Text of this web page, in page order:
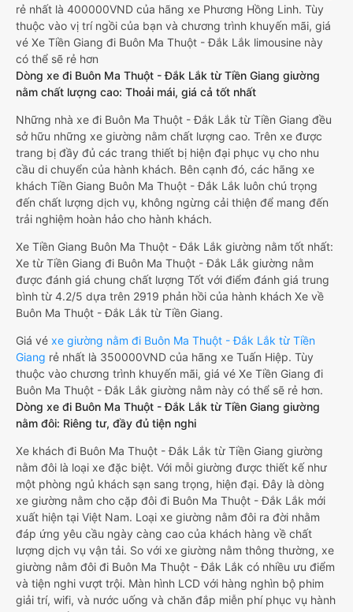
rẻ nhất là 400000VND của hãng xe Phương Hồng Linh. Tùy
thuộc vào vị trí ngồi của bạn và chương trình khuyến mãi, giá
vé Xe Tiền Giang đi Buôn Ma Thuột - Đắk Lắk limousine này
có thể sẽ rẻ hơn
Dòng xe đi Buôn Ma Thuột - Đắk Lắk từ Tiền Giang giường
nằm chất lượng cao: Thoải mái, giá cả tốt nhất
Những nhà xe đi Buôn Ma Thuột - Đắk Lắk từ Tiền Giang đều
sở hữu những xe giường nằm chất lượng cao. Trên xe được
trang bị đầy đủ các trang thiết bị hiện đại phục vụ cho nhu
cầu di chuyển của hành khách. Bên cạnh đó, các hãng xe
khách Tiền Giang Buôn Ma Thuột - Đắk Lắk luôn chú trọng
đến chất lượng dịch vụ, không ngừng cải thiện để mang đến
trải nghiệm hoàn hảo cho hành khách.
Xe Tiền Giang Buôn Ma Thuột - Đắk Lắk giường nằm tốt nhất:
Xe từ Tiền Giang đi Buôn Ma Thuột - Đắk Lắk giường nằm
được đánh giá chung chất lượng Tốt với điểm đánh giá trung
bình từ 4.2/5 dựa trên 2919 phản hồi của hành khách Xe về
Buôn Ma Thuột - Đắk Lắk từ Tiền Giang.
Giá vé xe giường nằm đi Buôn Ma Thuột - Đắk Lắk từ Tiền
Giang rẻ nhất là 350000VND của hãng xe Tuấn Hiệp. Tùy
thuộc vào chương trình khuyến mãi, giá vé Xe Tiền Giang đi
Buôn Ma Thuột - Đắk Lắk giường nằm này có thể sẽ rẻ hơn.
Dòng xe đi Buôn Ma Thuột - Đắk Lắk từ Tiền Giang giường
nằm đôi: Riêng tư, đầy đủ tiện nghi
Xe khách đi Buôn Ma Thuột - Đắk Lắk từ Tiền Giang giường
nằm đôi là loại xe đặc biệt. Với mỗi giường được thiết kế như
một phòng ngủ khách sạn sang trọng, hiện đại. Đây là dòng
xe giường nằm cho cặp đôi đi Buôn Ma Thuột - Đắk Lắk mới
xuất hiện tại Việt Nam. Loại xe giường nằm đôi ra đời nhằm
đáp ứng yêu cầu ngày càng cao của khách hàng về chất
lượng dịch vụ vận tải. So với xe giường nằm thông thường, xe
giường nằm đôi đi Buôn Ma Thuột - Đắk Lắk có nhiều ưu điểm
và tiện nghi vượt trội. Màn hình LCD với hàng nghìn bộ phim
giải trí, wifi, và nước uống và chăn đắp miễn phí phục vụ hành